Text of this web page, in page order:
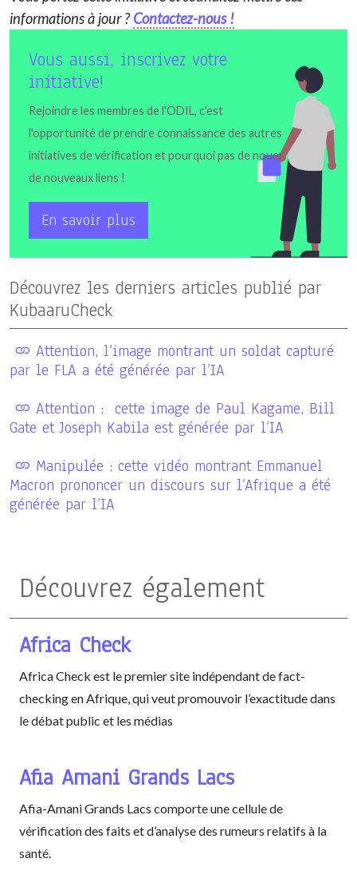
informations à jour ?Contactez-nous !
Vous aussi, inscrivez votre
initiative!
Rejoindre les membres de l'ODIL, c'est
l'opportunité de prendre connaissance des autres
initiatives de vérification et pourquoi pas de nouer
de nouveaux liens !
En savoir plus
Découvrez les derniers articles publié par
KubaaruCheck
Attention, l’image montrant un soldat capturé
par le FLA a été générée par l’IA
Attention : cette image de Paul Kagame, Bill
Gate et Joseph Kabila est générée par l’IA
Manipulée : cette vidéo montrant Emmanuel
Macron prononcer un discours sur l’Afrique a été
générée par l’IA
Découvrez également
Africa Check
Africa Check est le premier site indépendant de fact-
checking en Afrique, qui veut promouvoir l’exactitude dans
le débat public et les médias
Afia Amani Grands Lacs
Afia-Amani Grands Lacs comporte une cellule de
vérification des faits et d’analyse des rumeurs relatifs à la
santé.